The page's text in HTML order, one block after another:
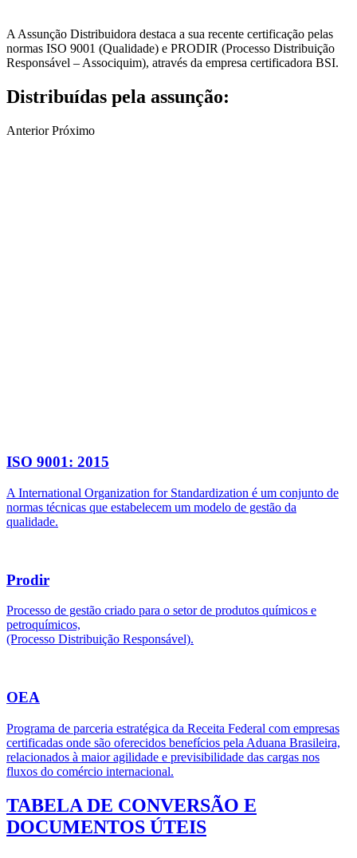
A Assunção Distribuidora destaca a sua recente certificação pelas
normas ISO 9001 (Qualidade) e PRODIR (Processo Distribuição
Responsável – Associquim), através da empresa certificadora BSI.
Distribuídas pela assunção:
Anterior Próximo
ISO 9001: 2015
A International Organization for Standardization é um conjunto de
normas técnicas que estabelecem um modelo de gestão da
qualidade.
Prodir
Processo de gestão criado para o setor de produtos químicos e
petroquímicos,
(Processo Distribuição Responsável).
OEA
Programa de parceria estratégica da Receita Federal com empresas
certificadas onde são oferecidos benefícios pela Aduana Brasileira,
relacionados à maior agilidade e previsibilidade das cargas nos
fluxos do comércio internacional.
TABELA DE CONVERSÃO E
DOCUMENTOS ÚTEIS